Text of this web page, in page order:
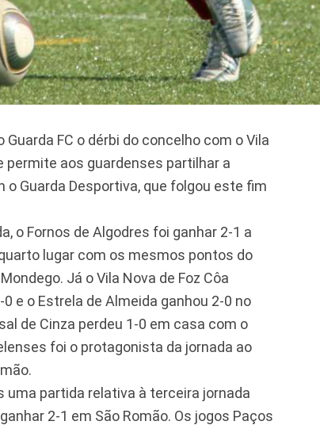
FC o dérbi do concelho com o Vila
permite aos guardenses partilhar a
o Guarda Desportiva, que folgou este fim
o Fornos de Algodres foi ganhar 2-1 a
lugar com os mesmos pontos do
Já o Vila Nova de Foz Côa
e o Estrela de Almeida ganhou 2-0 no
de Cinza perdeu 1-0 em casa com o
foi o protagonista da jornada ao
uma partida relativa à terceira jornada
2-1 em São Romão. Os jogos Paços